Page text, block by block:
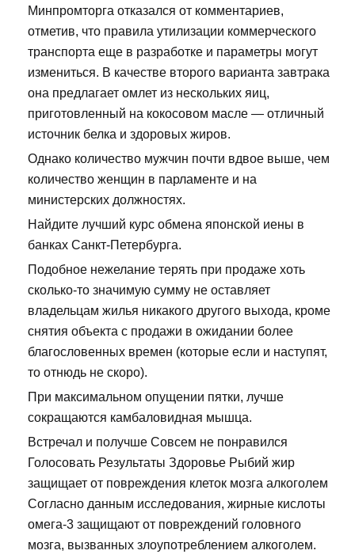
Минпромторга отказался от комментариев,
отметив, что правила утилизации коммерческого
транспорта еще в разработке и параметры могут
измениться. В качестве второго варианта завтрака
она предлагает омлет из нескольких яиц,
приготовленный на кокосовом масле — отличный
источник белка и здоровых жиров.
Однако количество мужчин почти вдвое выше, чем
количество женщин в парламенте и на
министерских должностях.
Найдите лучший курс обмена японской иены в
банках Санкт-Петербурга.
Подобное нежелание терять при продаже хоть
сколько-то значимую сумму не оставляет
владельцам жилья никакого другого выхода, кроме
снятия объекта с продажи в ожидании более
благословенных времен (которые если и наступят,
то отнюдь не скоро).
При максимальном опущении пятки, лучше
сокращаются камбаловидная мышца.
Встречал и получше Совсем не понравился
Голосовать Результаты Здоровье Рыбий жир
защищает от повреждения клеток мозга алкоголем
Согласно данным исследования, жирные кислоты
омега-3 защищают от повреждений головного
мозга, вызванных злоупотреблением алкоголем.